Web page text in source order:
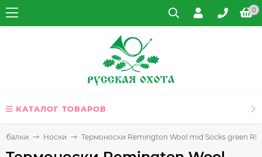
0
КАТАЛОГ ТОВАРОВ
Носки Термоноски Remington Wool mid Socks green